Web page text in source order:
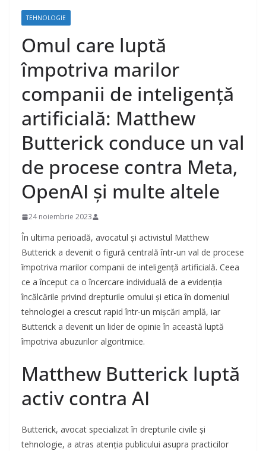
TEHNOLOGIE
Omul care luptă
împotriva marilor
companii de inteligență
artificială: Matthew
Butterick conduce un val
de procese contra Meta,
OpenAI și multe altele
24 noiembrie 2023
În ultima perioadă, avocatul și activistul Matthew
Butterick a devenit o figură centrală într-un val de procese
împotriva marilor companii de inteligență artificială. Ceea
ce a început ca o încercare individuală de a evidenția
încălcările privind drepturile omului și etica în domeniul
tehnologiei a crescut rapid într-un mișcări amplă, iar
Butterick a devenit un lider de opinie în această luptă
împotriva abuzurilor algoritmice.
Matthew Butterick luptă
activ contra AI
Butterick, avocat specializat în drepturile civile și
tehnologie, a atras atenția publicului asupra practicilor